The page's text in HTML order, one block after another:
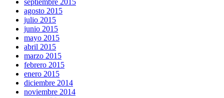
septiembre 2015
agosto 2015
julio 2015
junio 2015
mayo 2015
abril 2015
marzo 2015
febrero 2015
enero 2015
diciembre 2014
noviembre 2014